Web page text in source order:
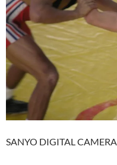
SANYO DIGITAL CAMERA